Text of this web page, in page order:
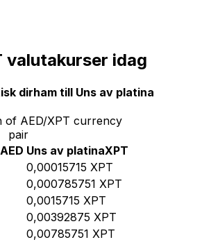
valutakurser idag
dirham till Uns av platina
of AED/XPT currency
pair
AED Uns av platinaXPT
0,00015715 XPT
0,000785751 XPT
0,0015715 XPT
0,00392875 XPT
0,00785751 XPT